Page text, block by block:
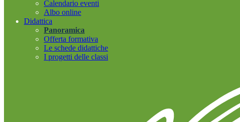
Calendario eventi
Albo online
Didattica
Panoramica
Offerta formativa
Le schede didattiche
I progetti delle classi